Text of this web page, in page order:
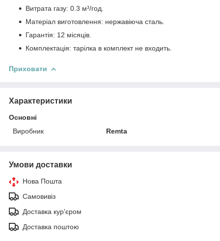
Витрата газу: 0.3 м³/год.
Матеріал виготовлення: нержавіюча сталь.
Гарантія: 12 місяців.
Комплектація: тарілка в комплект не входить.
Приховати
Характеристики
Основні
Виробник
Remta
Умови доставки
Нова Пошта
Самовивіз
Доставка кур'єром
Доставка поштою